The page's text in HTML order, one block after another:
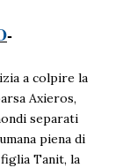
-
a colpire la
Axieros,
separati
piena di
Tanit, la